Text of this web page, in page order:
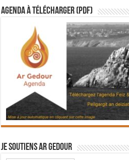
Agenda à télécharger (PDF)
Je soutiens Ar Gedour